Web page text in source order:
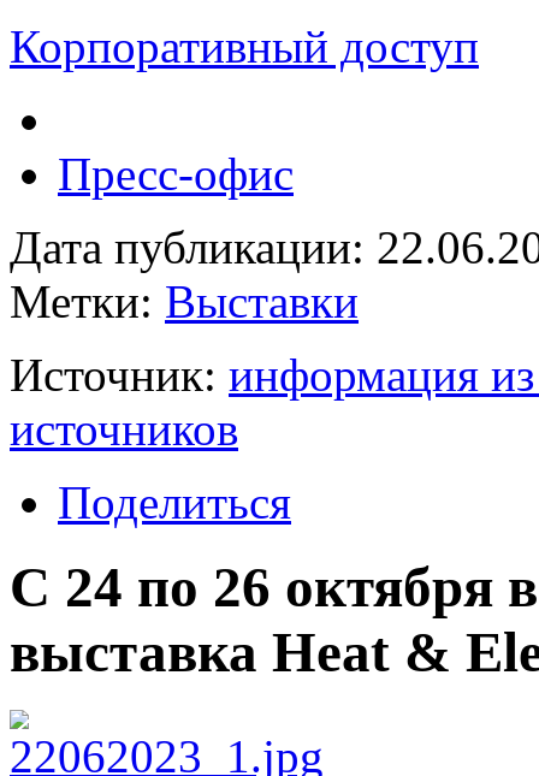
Корпоративный доступ
Пресс-офис
Дата публикации:
Метки: Выставки
Источник: информация
источников
Поделиться
C 24 по 26 октября
выставка Heat &